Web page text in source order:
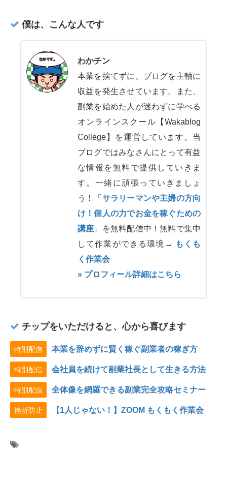
僕は、こんな人です
わかチン
本業を捨てずに、ブログを主軸に
収益を発生させています。また、
副業を始めた人が迷わずに学べる
オンラインスクール【Wakablog
College】を運営しています。当
ブログではみなさんにとって有益
な情報を無料で提供していきま
す。一緒に頑張っていきましょ
う！「 サラリーマンや主婦の方向
け！個人の力でお金を稼ぐための
講座 」を無料配信中！無料で集中
して作業ができる環境→
もくも
く作業会
» プロフィール詳細はこちら
チップをいただけると、心から喜びます
特別配信 本業を辞めずに賢く稼ぐ副業者の稼ぎ方
特別配信 会社員を続けて副業社長として生きる方法
特別配信 全体像を網羅できる副業完全攻略セミナー
挫折防止 【1人じゃない！】ZOOM もくもく作業会